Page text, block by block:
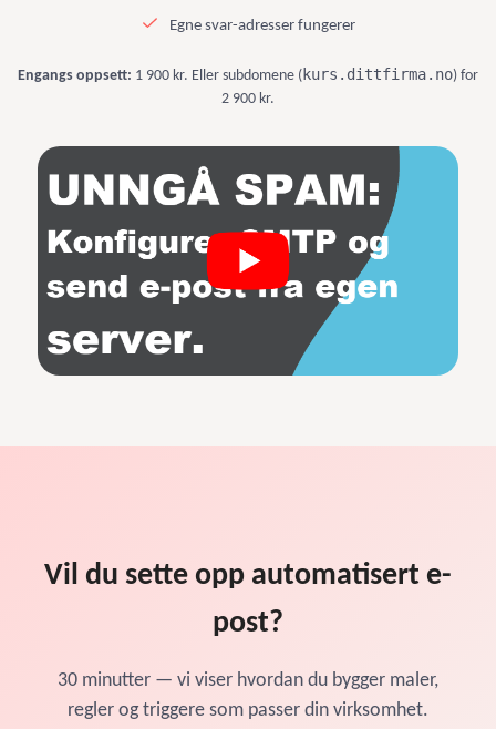
Egne svar-adresser fungerer
Engangs oppsett: 1 900 kr. Eller subdomene ( kurs.dittfirma.no) for
2 900 kr.
Vil du sette opp automatisert e-
post?
30 minutter — vi viser hvordan du bygger maler,
regler og triggere som passer din virksomhet.